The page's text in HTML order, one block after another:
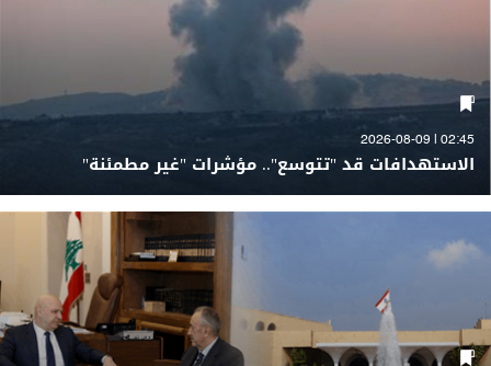
02:45 | 2026-08-09
الاستهدافات قد "تتوسع".. مؤشرات "غير مطمئنة"